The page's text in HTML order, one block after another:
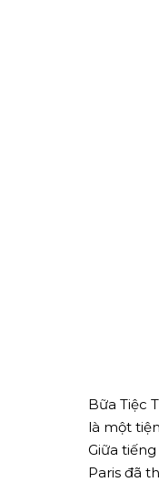
Bữa Tiệc
là một
Giữa
Paris đã